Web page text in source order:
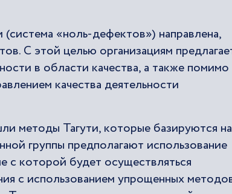
«ноль-дефектов») направлена,
С этой целью организациям
в области качества, а также помимо
качества деятельности
методы Тагути, которые базируются на
группы предполагают использование
с которой будет осуществляться
с использованием упрощенных